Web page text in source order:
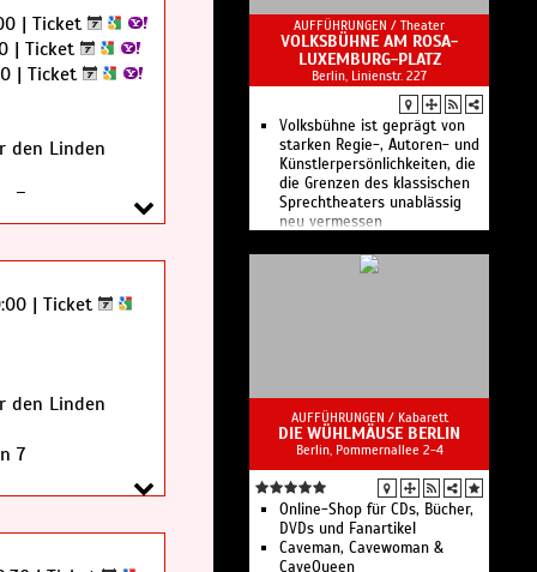
| Ticket
| Ticket
| Ticket
den Linden
7
| Ticket
den Linden
7
lebe gern
Kino unterm Sternenhimmel:
Song Sung Blue
BOUNCE: Bon Jovi Tributeband
WORK LIFE WHAT? - Stand Up.
Kabarett. Beatbox.
Kino unterm Sternenhimmel:
Ach, diese Lücke, diese
entsetzliche Lücke
X-Perience - Electro Pop
Sommer Open Air
Schiller - Sommerklang -
Forced To Mode - The
Devotional Tribute To Depeche
AUFFÜHRUNGEN / Theater
VOLKSBÜHNE AM ROSA-
LUXEMBURG-PLATZ
Berlin, Linienstr. 227
Volksbühne ist geprägt von
starken Regie-, Autoren- und
Künstlerpersönlichkeiten, die
die Grenzen des klassischen
Sprechtheaters unablässig
neu vermessen
AUFFÜHRUNGEN / Kabarett
DIE WÜHLMÄUSE BERLIN
Berlin, Pommernallee 2-4
Online-Shop für CDs, Bücher,
DVDs und Fanartikel
Caveman, Cavewoman &
CaveQueen